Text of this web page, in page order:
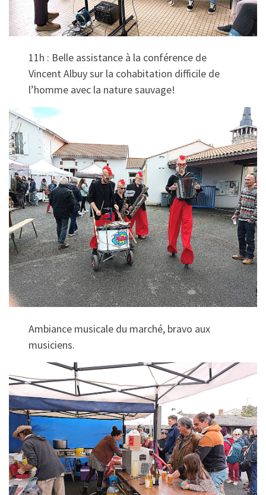
11h : Belle assistance à la conférence de
Vincent Albuy sur la cohabitation difficile de
l’homme avec la nature sauvage!
Ambiance musicale du marché, bravo aux
musiciens.